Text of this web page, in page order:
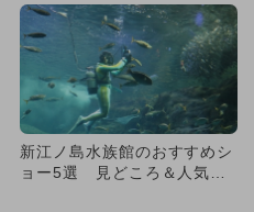
新江ノ島水族館のおすすめシ
ョー5選 見どころ＆人気の